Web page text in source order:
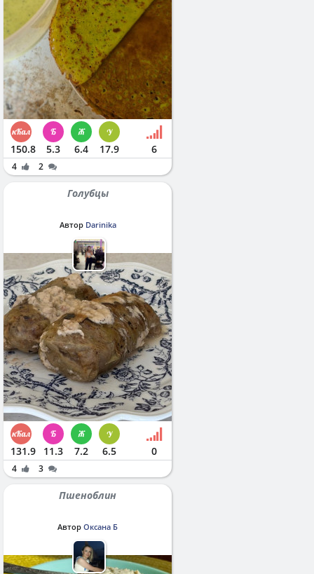
150.8 5.3 6.4 17.9 6
4 2
Голубцы
Автор Darinika
131.9 11.3 7.2 6.5 0
4 3
Пшеноблин
Автор Оксана Б